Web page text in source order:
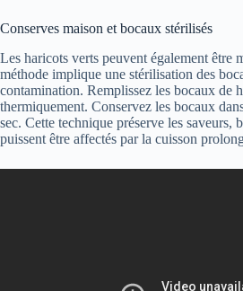
Conserves maison et bocaux stérilisés
Les haricots verts peuvent également être
méthode implique une stérilisation des
contamination. Remplissez les bocaux de
thermiquement. Conservez les bocaux
sec. Cette technique préserve les saveurs,
puissent être affectés par la cuisson